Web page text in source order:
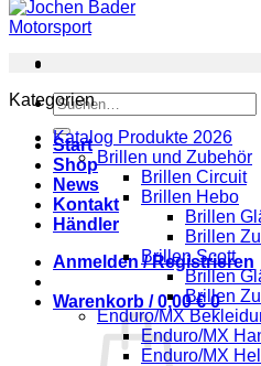
Suchen
nach:
Start
Shop
News
Kontakt
Händler
Anmelden / Registrieren
Warenkorb /0,00€ 0
Kategorien
Katalog Produkte 2026
Brillen und Zubehör
Brillen Circuit
Brillen Hebo
Brillen
Brillen
Brillen Scott
Brillen
Brillen
Enduro/MX
Enduro/MX
Enduro/MX